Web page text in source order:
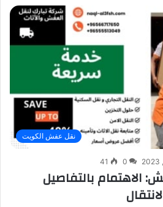
نقل عفش الكويت
0
41
الاهتمام بالتفاصيل